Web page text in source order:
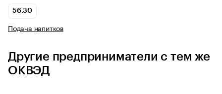
56.30
Подача напитков
Другие предприниматели с тем же
ОКВЭД